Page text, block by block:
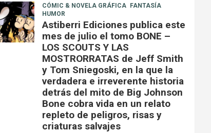
CÓMIC & NOVELA GRÁFICA
FANTASÍA
HUMOR
Astiberri Ediciones publica este
mes de julio el tomo BONE –
LOS SCOUTS Y LAS
MOSTRORRATAS de Jeff Smith
y Tom Sniegoski, en la que la
verdadera e irreverente historia
detrás del mito de Big Johnson
Bone cobra vida en un relato
repleto de peligros, risas y
criaturas salvajes